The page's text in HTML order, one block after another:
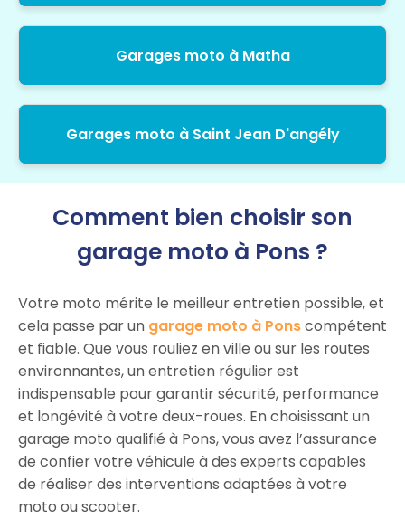
Garages moto à Matha
Garages moto à Saint Jean D'angély
Comment bien choisir son
garage moto à Pons ?
Votre moto mérite le meilleur entretien possible, et
cela passe par un garage moto à Ponscompétent
et fiable. Que vous rouliez en ville ou sur les routes
environnantes, un entretien régulier est
indispensable pour garantir sécurité, performance
et longévité à votre deux-roues. En choisissant un
garage moto qualifié à Pons, vous avez l’assurance
de confier votre véhicule à des experts capables
de réaliser des interventions adaptées à votre
moto ou scooter.